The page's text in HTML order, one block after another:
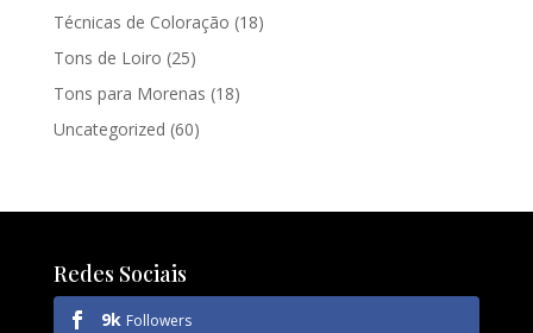
Técnicas de Coloração (18)
Tons de Loiro (25)
Tons para Morenas (18)
Uncategorized (60)
Redes Sociais
9k Followers